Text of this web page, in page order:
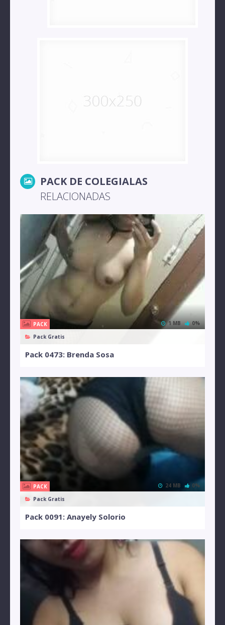
PACK DE COLEGIALAS
RELACIONADAS
PACK
Pack Gratis
1 MB 0%
Pack 0473: Brenda Sosa
PACK
Pack Gratis
24 MB 0%
Pack 0091: Anayely Solorio